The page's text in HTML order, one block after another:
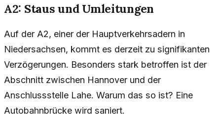
A2: Staus und Umleitungen
Auf der A2, einer der Hauptverkehrsadern in
Niedersachsen, kommt es derzeit zu signifikanten
Verzögerungen. Besonders stark betroffen ist der
Abschnitt zwischen Hannover und der
Anschlussstelle Lahe. Warum das so ist? Eine
Autobahnbrücke wird saniert.